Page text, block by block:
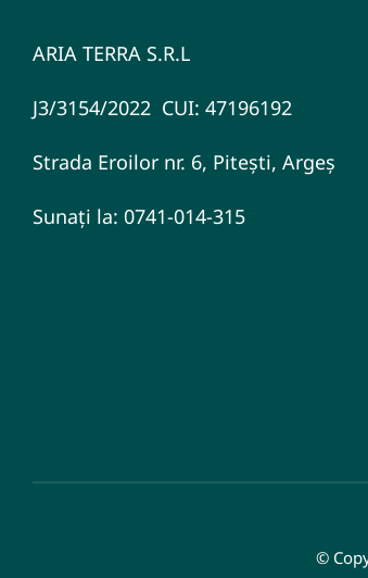
ARIA TERRA S.R.L
J3/3154/2022 CUI: 47196192
Strada Eroilor nr. 6, Pitești, Argeș
Sunați la: 0741-014-315
©